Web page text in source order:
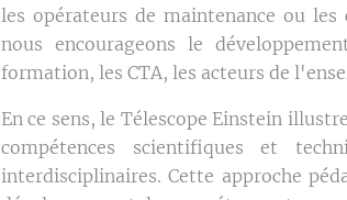
les opérateurs de maintenance ou
nous encourageons le
formation, les CTA, les acteurs de
En ce sens, le Télescope Einstein
compétences scientifiques et
interdisciplinaires. Cette approche